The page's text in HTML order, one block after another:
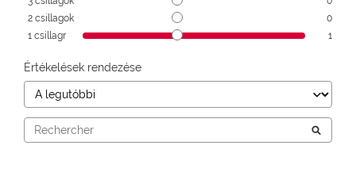
2 csillagok
0
1 csillagr 1
Értékelések rendezése